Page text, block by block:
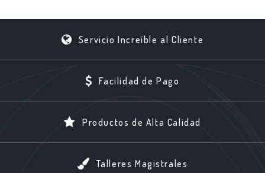
Servicio Increíble al Cliente
Facilidad de Pago
Productos de Alta Calidad
Talleres Magistrales